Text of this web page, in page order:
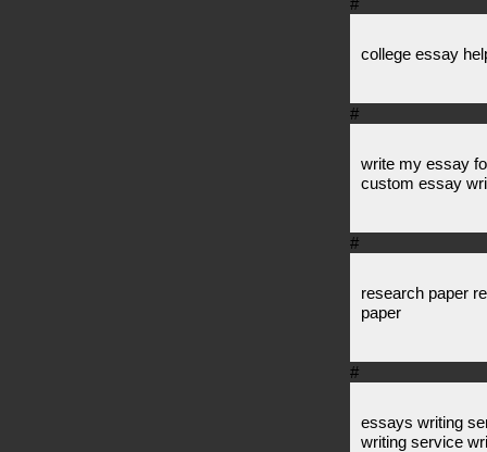
#
college essay
#
write my essay
custom essay
#
research paper
paper
#
essays writing
writing service